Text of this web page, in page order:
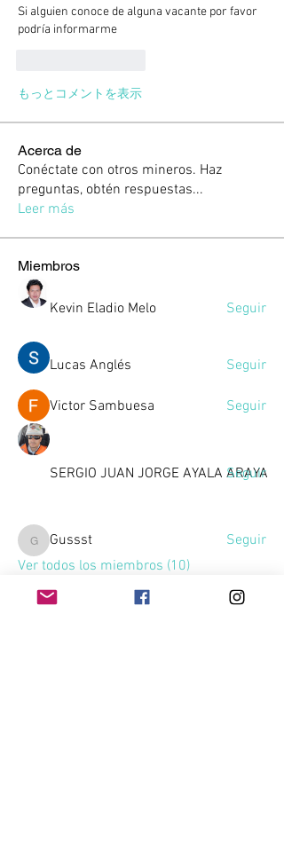
Si alguien conoce de alguna vacante por favor
podría informarme
もっとコメントを表示
Acerca de
Conéctate con otros mineros. Haz
preguntas, obtén respuestas...
Leer más
Miembros
Kevin Eladio Melo Seguir
Lucas Anglés Seguir
Victor Sambuesa Seguir
SERGIO JUAN JORGE AYALA ARAYA
Seguir
GussstGussst
Seguir
Ver todos los miembros (10)